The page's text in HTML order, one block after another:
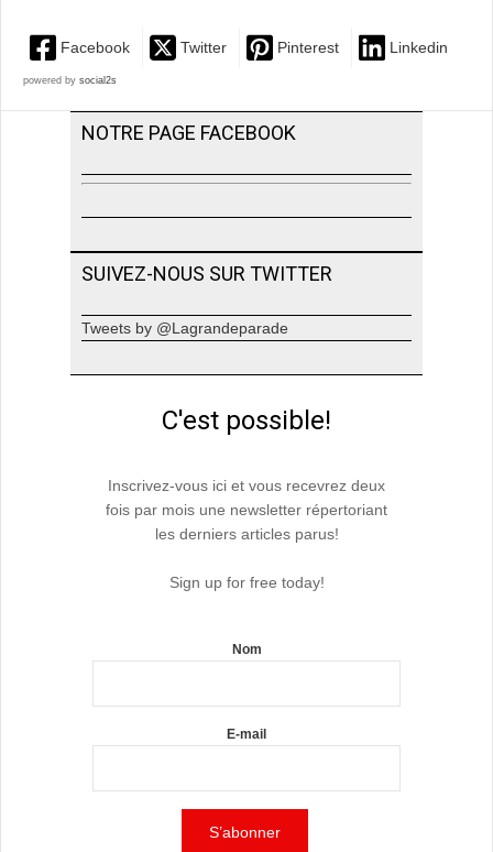
Facebook Twitter Pinterest Linkedin
powered by social2s
NOTRE PAGE FACEBOOK
SUIVEZ-NOUS SUR TWITTER
Tweets by @Lagrandeparade
C'est possible!
Inscrivez-vous ici et vous recevrez deux
fois par mois une newsletter répertoriant
les derniers articles parus!
Sign up for free today!
Nom
E-mail